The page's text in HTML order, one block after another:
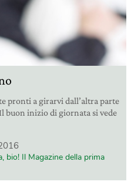
pronti a girarvi dall’altra parte
buon inizio di giornata si vede
bio! Il Magazine della prima